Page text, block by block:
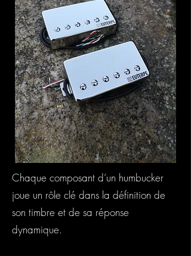
Chaque composant d’un humbucker
joue un rôle clé dans la définition de
son timbre et de sa réponse
dynamique.